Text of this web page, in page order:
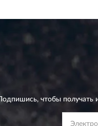
Подпишись, чтобы